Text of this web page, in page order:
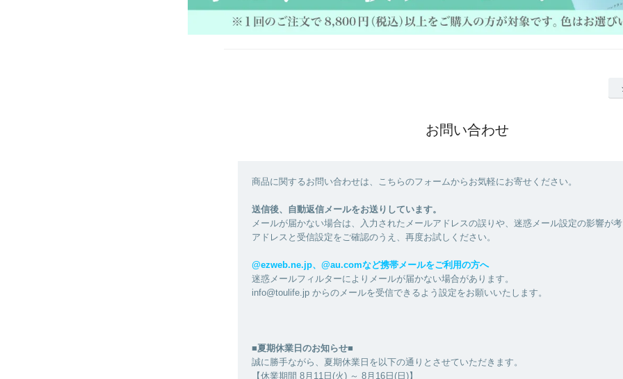
お問い合わせ
商品に関するお問い合わせは、こちらのフォームからお気軽にお寄せください。
送信後、自動返信メールをお送りしています。
メールが届かない場合は、入力されたメールアドレスの誤りや、迷惑メール設定の影響が考
アドレスと受信設定をご確認のうえ、再度お試しください。
@ezweb.ne.jp、@au.comなど携帯メールをご利用の方へ
迷惑メールフィルターによりメールが届かない場合があります。
info@toulife.jp からのメールを受信できるよう設定をお願いいたします。
■夏期休業日のお知らせ■
誠に勝手ながら、夏期休業日を以下の通りとさせていただきます。
【休業期間 8月11日(火) ～ 8月16日(日)】